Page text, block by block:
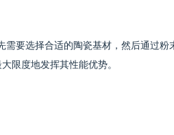
要选择合适的陶瓷基材，然后通过
限度地发挥其性能优势。